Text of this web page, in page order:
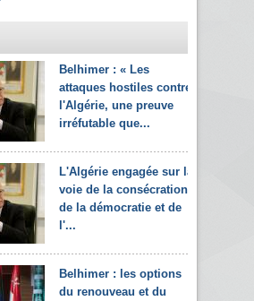
Belhimer : « Les
attaques hostiles contre
l'Algérie, une preuve
irréfutable que...
L'Algérie engagée sur la
voie de la consécration
de la démocratie et de
l'...
Belhimer : les options
du renouveau et du